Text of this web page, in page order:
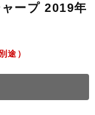
ープ 2019年
途）